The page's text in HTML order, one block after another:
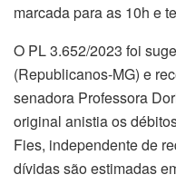
marcada para as 10h e
O PL 3.652/2023 foi
(Republicanos-MG) e
senadora Professora
original anistia os
Fies, independente de
dívidas são estimadas